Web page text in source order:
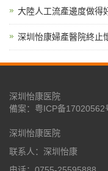
大陸人工流產邊度做得
深圳怡康婦產醫院終止
深圳怡康医院
備案： 粤ICP备17020562
深圳怡康医院
联系人：深圳怡康